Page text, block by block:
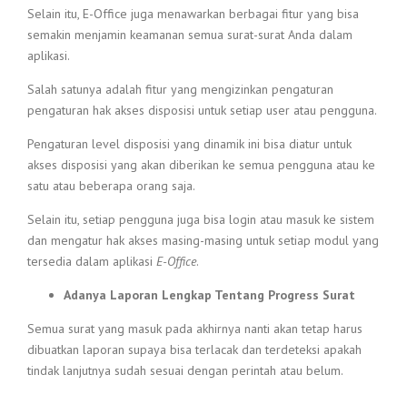
Selain itu, E-Office juga menawarkan berbagai fitur yang bisa
semakin menjamin keamanan semua surat-surat Anda dalam
aplikasi.
Salah satunya adalah fitur yang mengizinkan pengaturan
pengaturan hak akses disposisi untuk setiap user atau pengguna.
Pengaturan level disposisi yang dinamik ini bisa diatur untuk
akses disposisi yang akan diberikan ke semua pengguna atau ke
satu atau beberapa orang saja.
Selain itu, setiap pengguna juga bisa login atau masuk ke sistem
dan mengatur hak akses masing-masing untuk setiap modul yang
tersedia dalam aplikasi E-Office.
Adanya Laporan Lengkap Tentang Progress Surat
Semua surat yang masuk pada akhirnya nanti akan tetap harus
dibuatkan laporan supaya bisa terlacak dan terdeteksi apakah
tindak lanjutnya sudah sesuai dengan perintah atau belum.